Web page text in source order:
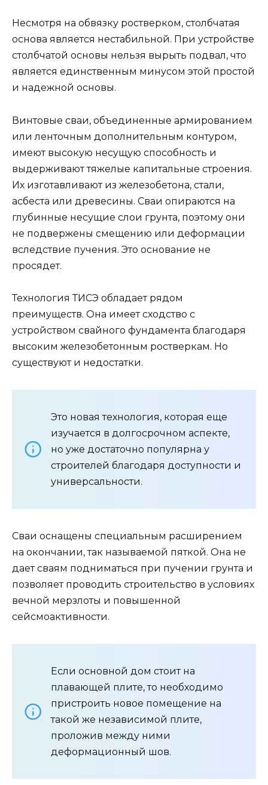
Несмотря на обвязку ростверком, столбчатая
основа является нестабильной. При устройстве
столбчатой основы нельзя вырыть подвал, что
является единственным минусом этой простой
и надежной основы.
Винтовые сваи, объединенные армированием
или ленточным дополнительным контуром,
имеют высокую несущую способность и
выдерживают тяжелые капитальные строения.
Их изготавливают из железобетона, стали,
асбеста или древесины. Сваи опираются на
глубинные несущие слои грунта, поэтому они
не подвержены смещению или деформации
вследствие пучения. Это основание не
просядет.
Технология ТИСЭ обладает рядом
преимуществ. Она имеет сходство с
устройством свайного фундамента благодаря
высоким железобетонным ростверкам. Но
существуют и недостатки.
Это новая технология, которая еще
изучается в долгосрочном аспекте,
но уже достаточно популярна у
строителей благодаря доступности и
универсальности.
Сваи оснащены специальным расширением
на окончании, так называемой пяткой. Она не
дает сваям подниматься при пучении грунта и
позволяет проводить строительство в условиях
вечной мерзлоты и повышенной
сейсмоактивности.
Если основной дом стоит на
плавающей плите, то необходимо
пристроить новое помещение на
такой же независимой плите,
проложив между ними
деформационный шов.